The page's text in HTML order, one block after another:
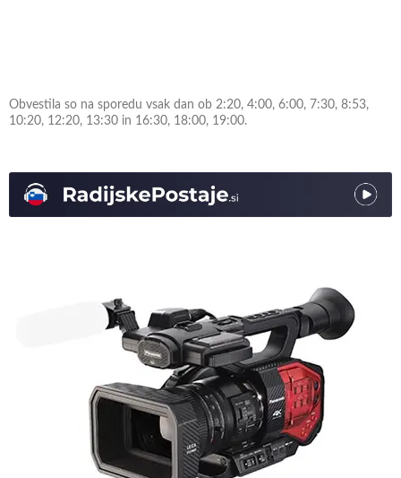
Obvestila so na sporedu vsak dan ob 2:20, 4:00, 6:00, 7:30, 8:53,
10:20, 12:20, 13:30 in 16:30, 18:00, 19:00.